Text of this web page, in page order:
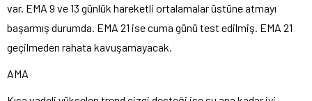
var. EMA 9 ve 13 günlük hareketli ortalamalar üstüne atmayı
başarmış durumda. EMA 21 ise cuma günü test edilmiş. EMA 21
geçilmeden rahata kavuşamayacak.
AMA